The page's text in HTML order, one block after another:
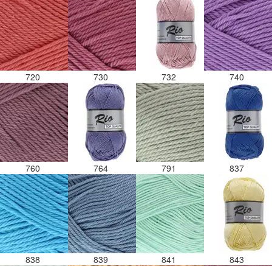
720 730 732 740
760 764 791 837
838 839 841 843